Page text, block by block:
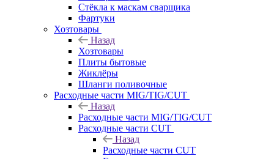
Стёкла к маскам сварщика
Фартуки
Хозтовары
Назад
Хозтовары
Плиты бытовые
Жиклёры
Шланги поливочные
Расходные части MIG/TIG/CUT
Назад
Расходные части MIG/TIG/CUT
Расходные части CUT
Назад
Расходные части CUT